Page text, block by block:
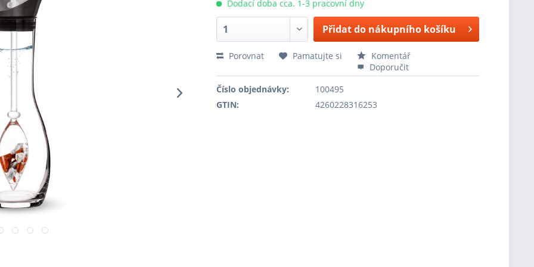
Dodací doba cca. 1-3 pracovní dny
Přidat do nákupního košíku
Porovnat Pamatujte si
Komentář
Doporučit
Číslo objednávky:
100495
GTIN:
4260228316253